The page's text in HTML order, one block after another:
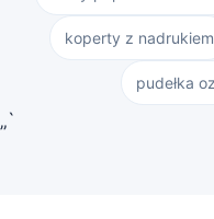
koperty z nadrukiem
pudełka
„`